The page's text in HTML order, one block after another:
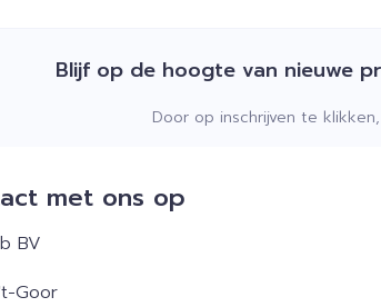
Blijf op de hoogte van nieuwe
Door op inschrijven te
met ons op
BV
Goor